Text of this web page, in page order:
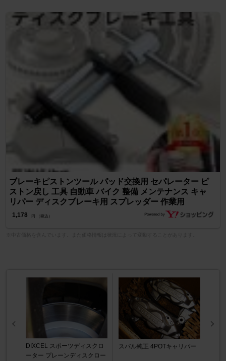
ブレーキピストンツール パッド交換用 セパレーター ピ
ストン戻し 工具 自動車 バイク 整備 メンテナンス キャ
リパー ディスクブレーキ用 スプレッダー 作業用
1,178 円 （税込）
DIXCEL スポーツディスクロ
ーター プレーンディスクロー
スバル純正 4POTキャリパー